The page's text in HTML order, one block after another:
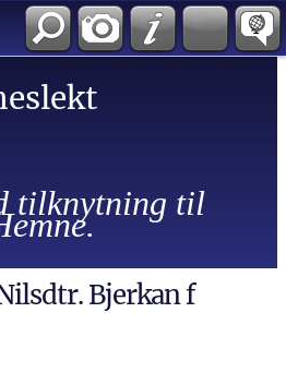
tilknytning til
Bjerkan f